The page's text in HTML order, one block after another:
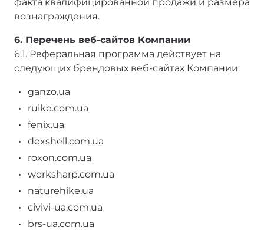
вознаграждения.
6. Перечень веб-сайтов Компании
6.1. Реферальная программа действует на
следующих брендовых веб-сайтах Компании:
ganzo.ua
ruike.com.ua
fenix.ua
dexshell.com.ua
roxon.com.ua
worksharp.com.ua
naturehike.ua
civivi-ua.com.ua
brs-ua.com.ua